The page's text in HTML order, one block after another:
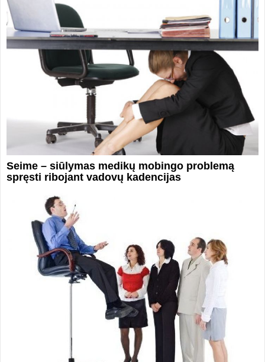
Seime – siūlymas medikų mobingo problemą
spręsti ribojant vadovų kadencijas